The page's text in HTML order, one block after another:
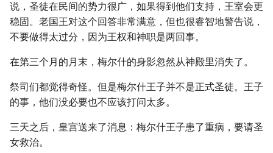
说，圣徒在民间的势力很广，如果得到他们支持，王室会更
稳固。老国王对这个回答非常满意，但也很睿智地警告说，
不要做得太过分，因为王权和神职是两回事。
在第三个月的月末，梅尔什的身影忽然从神殿里消失了。
祭司们都觉得奇怪。但是梅尔什王子并不是正式圣徒。王子
的事，他们没必要也不应该打问太多。
三天之后，皇宫送来了消息：梅尔什王子患了重病，要请圣
女救治。